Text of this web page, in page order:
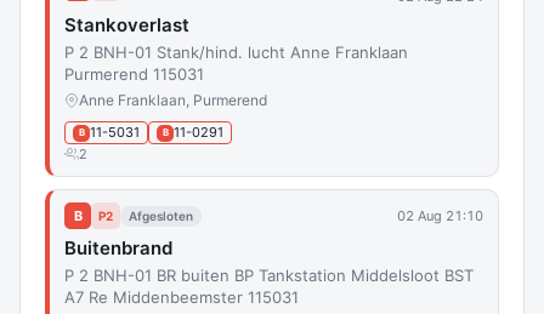
Stankoverlast
P 2 BNH-01 Stank/hind. lucht Anne Franklaan
Purmerend 115031
Anne Franklaan, Purmerend
B 11-5031 B 11-0291
2
B P2 Afgesloten 02 Aug 21:10
Buitenbrand
P 2 BNH-01 BR buiten BP Tankstation Middelsloot BST
A7 Re Middenbeemster 115031